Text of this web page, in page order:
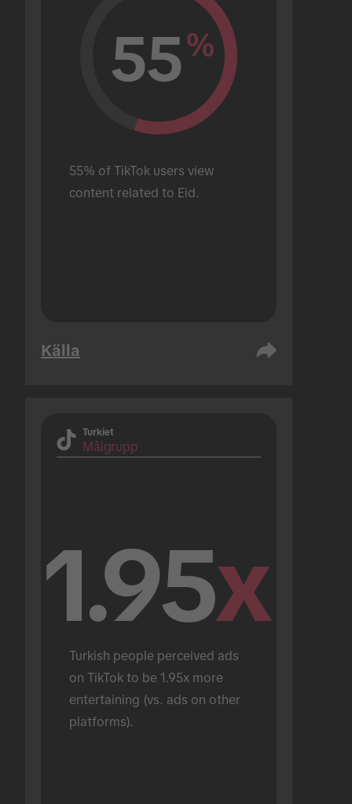
55%
55% of TikTok users view
content related to Eid.
Källa
Turkiet
Målgrupp
1.95x
Turkish people perceived ads
on TikTok to be 1.95x more
entertaining (vs. ads on other
platforms).